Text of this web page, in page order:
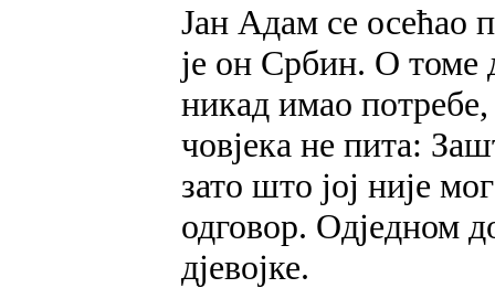
Јан Адам се осећао
је он Србин. О томе
никад имао
човјека не пита:
зато што јој није
одговор. Одједном
дјевојке.